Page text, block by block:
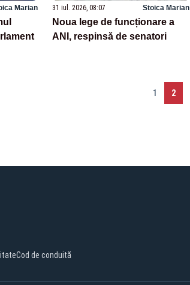
Marian 31 iul. 2026, 08:07 Stoica Marian
Noua lege de funcționare a
ANI, respinsă de senatori
1 2
Cod de conduită